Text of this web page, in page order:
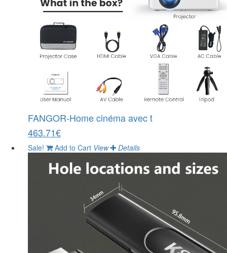
FANGOR-Home cinéma avec t
463.71€
Sale! Add to Cart View Details